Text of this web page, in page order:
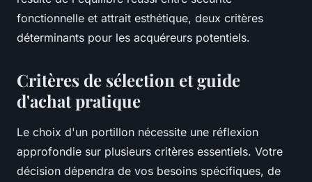
fonctionnelle et attrait esthétique, deux critères
déterminants pour les acquéreurs potentiels.
Critères de sélection et guide
d'achat pratique
Le choix d'un portillon nécessite une réflexion
approfondie sur plusieurs critères essentiels. Votre
décision dépendra de vos besoins spécifiques, de